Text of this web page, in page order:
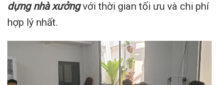
dựng nhà xưởngvới thời gian tối ưu và chi phí
hợp lý nhất.